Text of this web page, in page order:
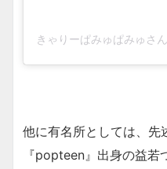
他に有名所としては、先
『popteen』出身の益若